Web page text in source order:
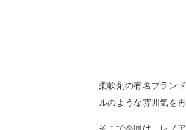
柔軟剤の有名ブラン
ルのような雰囲気を